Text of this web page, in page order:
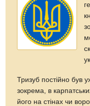
Тризуб постійно був
зокрема, в
його на стінах чи